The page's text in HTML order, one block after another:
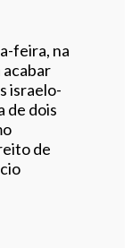
feira, na
acabar
israelo-
de dois
de